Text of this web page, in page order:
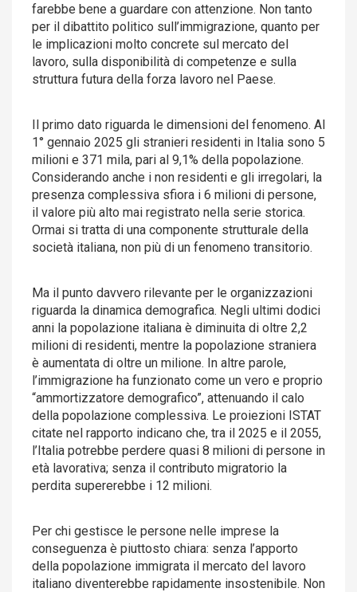
farebbe bene a guardare con attenzione. Non tanto
per il dibattito politico sull’immigrazione, quanto per
le implicazioni molto concrete sul mercato del
lavoro, sulla disponibilità di competenze e sulla
struttura futura della forza lavoro nel Paese.
Il primo dato riguarda le dimensioni del fenomeno. Al
1° gennaio 2025 gli stranieri residenti in Italia sono 5
milioni e 371 mila, pari al 9,1% della popolazione.
Considerando anche i non residenti e gli irregolari, la
presenza complessiva sfiora i 6 milioni di persone,
il valore più alto mai registrato nella serie storica.
Ormai si tratta di una componente strutturale della
società italiana, non più di un fenomeno transitorio.
Ma il punto davvero rilevante per le organizzazioni
riguarda la dinamica demografica. Negli ultimi dodici
anni la popolazione italiana è diminuita di oltre 2,2
milioni di residenti, mentre la popolazione straniera
è aumentata di oltre un milione. In altre parole,
l’immigrazione ha funzionato come un vero e proprio
“ammortizzatore demografico”, attenuando il calo
della popolazione complessiva. Le proiezioni ISTAT
citate nel rapporto indicano che, tra il 2025 e il 2055,
l’Italia potrebbe perdere quasi 8 milioni di persone in
età lavorativa; senza il contributo migratorio la
perdita supererebbe i 12 milioni.
Per chi gestisce le persone nelle imprese la
conseguenza è piuttosto chiara: senza l’apporto
della popolazione immigrata il mercato del lavoro
italiano diventerebbe rapidamente insostenibile. Non